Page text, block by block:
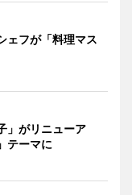
ェフが「料理マス
」がリニューア
テーマに